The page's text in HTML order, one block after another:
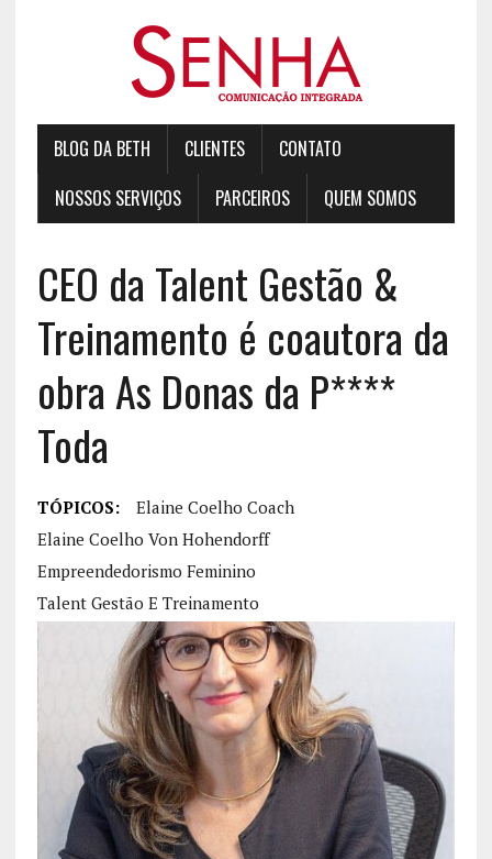
BLOG DA BETH CLIENTES
CONTATO
NOSSOS SERVIÇOS
PARCEIROS QUEM SOMOS
CEO da Talent Gestão &
Treinamento é coautora da
obra As Donas da P****
Toda
TÓPICOS:
Elaine Coelho Coach
Elaine Coelho Von Hohendorff
Empreendedorismo Feminino
Talent Gestão E Treinamento